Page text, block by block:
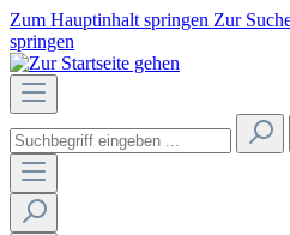
Zum Hauptinhalt springen Zur
springen